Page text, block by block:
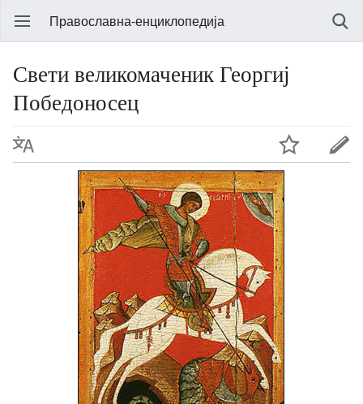
Православна-енциклопедија
Свети великомаченик Георгиј
Победоносец